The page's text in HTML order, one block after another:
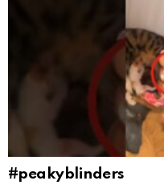
#peakyblinders